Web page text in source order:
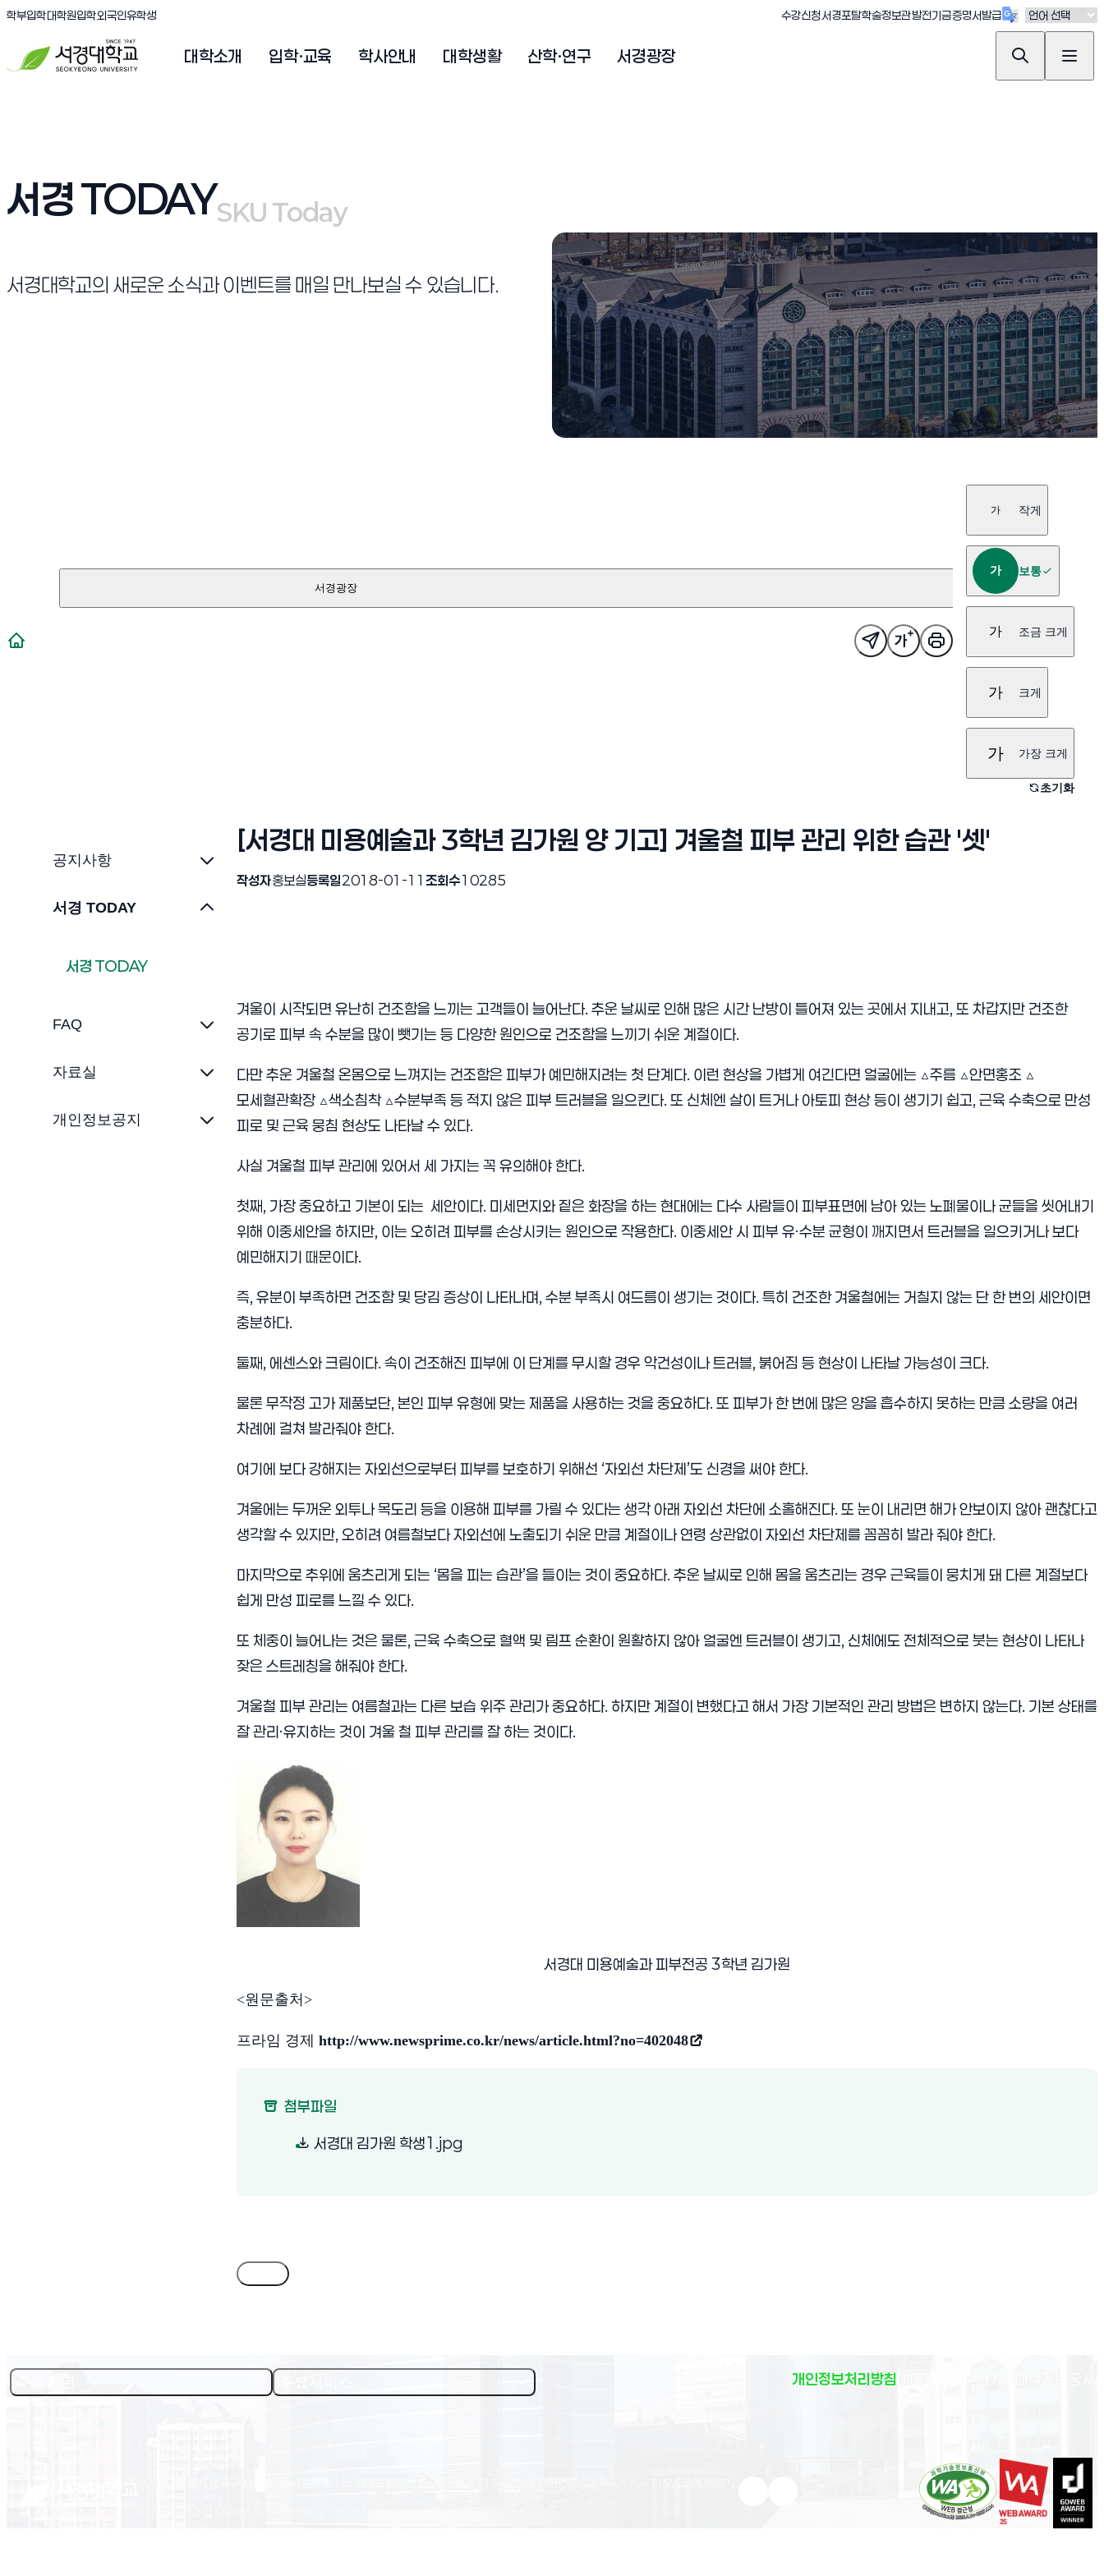
서경대학교
학부입학(새창 열림)
대학원입학(새창 열림)
외국인유학생(새창 열림) 수강신청(새창 열림)
서경포탈(새창 열림)
학술정보관(새창 열림)
발전기금(새창 열림)
증명서발급(새창 열림)
대학소개 입학·교육 학사안내 대학생활 산학·연구 서경광장
서경 TODAYSKU Today
SKU Today
서경대학교의 새로운 소식과 이벤트를 매일 만나보실 수 있습니다.
서경광장
가 작게
가 보통
가 조금 크게
가 크게
가 가장 크게
초기화
공지사항
서경 TODAY
서경 TODAY
FAQ
자료실
개인정보공지
[서경대 미용예술과 3학년 김가원 양 기고] 겨울철 피부 관리 위한 습관 '셋'
작성자홍보실등록일2018-01-11 조회수10285
겨울이 시작되면 유난히 건조함을 느끼는 고객들이 늘어난다. 추운 날씨로 인해 많은 시간 난방이 틀어져 있는 곳에서 지내고, 또 차갑지만 건조한
공기로 피부 속 수분을 많이 뺏기는 등 다양한 원인으로 건조함을 느끼기 쉬운 계절이다.
다만 추운 겨울철 온몸으로 느껴지는 건조함은 피부가 예민해지려는 첫 단계다. 이런 현상을 가볍게 여긴다면 얼굴에는 △주름 △안면홍조 △
모세혈관확장 △색소침착 △수분부족 등 적지 않은 피부 트러블을 일으킨다. 또 신체엔 살이 트거나 아토피 현상 등이 생기기 쉽고, 근육 수축으로 만성
피로 및 근육 뭉침 현상도 나타날 수 있다.
사실 겨울철 피부 관리에 있어서 세 가지는 꼭 유의해야 한다.
첫째, 가장 중요하고 기본이 되는 세안이다. 미세먼지와 짙은 화장을 하는 현대에는 다수 사람들이 피부표면에 남아 있는 노폐물이나 균들을 씻어내기
위해 이중세안을 하지만, 이는 오히려 피부를 손상시키는 원인으로 작용한다. 이중세안 시 피부 유·수분 균형이 깨지면서 트러블을 일으키거나 보다
예민해지기 때문이다.
즉, 유분이 부족하면 건조함 및 당김 증상이 나타나며, 수분 부족시 여드름이 생기는 것이다. 특히 건조한 겨울철에는 거칠지 않는 단 한 번의 세안이면
충분하다.
둘째, 에센스와 크림이다. 속이 건조해진 피부에 이 단계를 무시할 경우 악건성이나 트러블, 붉어짐 등 현상이 나타날 가능성이 크다.
물론 무작정 고가 제품보단, 본인 피부 유형에 맞는 제품을 사용하는 것을 중요하다. 또 피부가 한 번에 많은 양을 흡수하지 못하는 만큼 소량을 여러
차례에 걸쳐 발라줘야 한다.
여기에 보다 강해지는 자외선으로부터 피부를 보호하기 위해선 ‘자외선 차단제’도 신경을 써야 한다.
겨울에는 두꺼운 외투나 목도리 등을 이용해 피부를 가릴 수 있다는 생각 아래 자외선 차단에 소홀해진다. 또 눈이 내리면 해가 안보이지 않아 괜찮다고
생각할 수 있지만, 오히려 여름철보다 자외선에 노출되기 쉬운 만큼 계절이나 연령 상관없이 자외선 차단제를 꼼꼼히 발라 줘야 한다.
마지막으로 추위에 움츠리게 되는 ‘몸을 피는 습관’을 들이는 것이 중요하다. 추운 날씨로 인해 몸을 움츠리는 경우 근육들이 뭉치게 돼 다른 계절보다
쉽게 만성 피로를 느낄 수 있다.
또 체중이 늘어나는 것은 물론, 근육 수축으로 혈액 및 림프 순환이 원활하지 않아 얼굴엔 트러블이 생기고, 신체에도 전체적으로 붓는 현상이 나타나
잦은 스트레칭을 해줘야 한다.
겨울철 피부 관리는 여름철과는 다른 보습 위주 관리가 중요하다. 하지만 계절이 변했다고 해서 가장 기본적인 관리 방법은 변하지 않는다. 기본 상태를
잘 관리·유지하는 것이 겨울 철 피부 관리를 잘 하는 것이다.
서경대 미용예술과 피부전공 3학년 김가원
<원문출처>
프라임 경제 http://www.newsprime.co.kr/news/article.html?no=402048
(새 창 열림)
첨부파일
서경대 김가원 학생1.jpg
개인정보처리방침